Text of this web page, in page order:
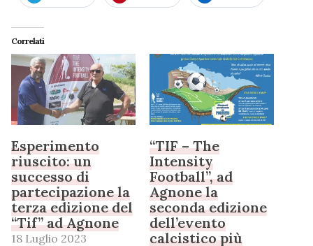
Correlati
Esperimento
riuscito: un
successo di
partecipazione la
terza edizione del
“Tif” ad Agnone
18 Luglio 2023
“TIF – The
Intensity
Football”, ad
Agnone la
seconda edizione
dell’evento
calcistico più